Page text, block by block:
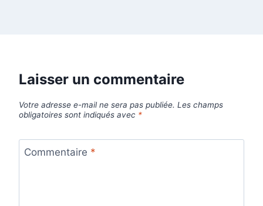
Laisser un commentaire
Votre adresse e-mail ne sera pas publiée. Les champs
obligatoires sont indiqués avec *
Commentaire *